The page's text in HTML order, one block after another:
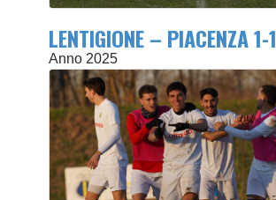
LENTIGIONE – PIACENZA 1-1
Anno 2025